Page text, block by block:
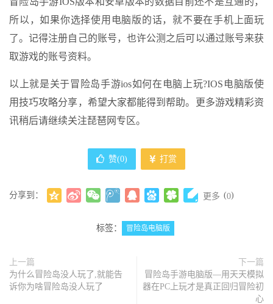
所以，如果你选择使用电脑版的话，就不要在手机上面玩
了。记得注册自己的账号，也许公测之后可以通过账号来获
取游戏的账号资料。
以上就是关于冒险岛手游ios如何在电脑上玩?IOS电脑版使
用技巧攻略分享，希望大家都能得到帮助。更多游戏精彩资
讯稍后请继续关注琵琶网专区。
赞(0) 打赏
分享到： 更多 (0)
标签： 冒险岛电脑版
上一篇
为什么冒险岛没人玩了,就能告
诉你为啥冒险岛没人玩了
下一篇
冒险岛手游电脑版—用天天模拟
器在PC上玩才是真正回归冒险初
心